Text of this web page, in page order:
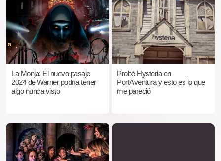
La Monja: El nuevo pasaje
2024 de Warner podría tener
algo nunca visto
Probé Hysteria en
PortAventura y esto es lo que
me pareció